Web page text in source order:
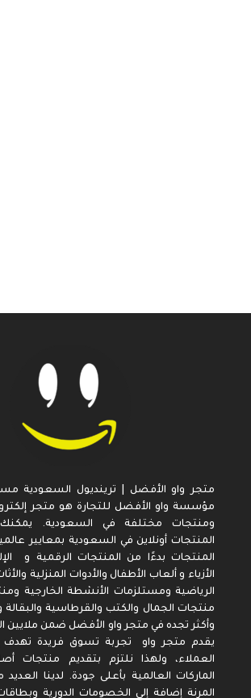
متجر واو الأفضل | ترينديول السعودية
مؤسسة واو الأفضل للتجارة هو متجر
ومنتجات مختلفة في السعودية.
المنتجات أونلاين في السعودية بمعايير
المنتجات بدءًا من المنتجات الرقمية و
الأزياء و ألعاب الأطفال والأدوات المنزلية
الرياضية ومستلزمات الأنشطة الخارجية
منتجات الجمال والكتب والقرطاسية
وأكثر تجده في متجر واو الأفضل ضمن ملايين
يقدم متجر واو تجربة تسوق فريدة تهدف
العملاء، ولهذا نلتزم بتقديم منتجات
الماركات العالمية بأعلى جودة. لدينا
المرنة إضافة إلى الخصومات الدورية